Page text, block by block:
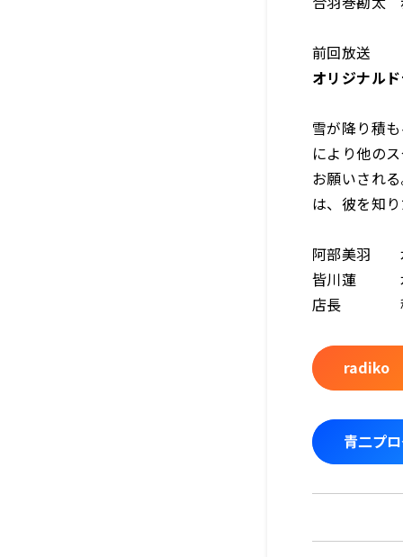
前回放送
オリジナル
雪が降り積
により他の
お願いされ
は、彼を知
阿部美羽
皆川蓮
店長 稲
radiko
青二プ